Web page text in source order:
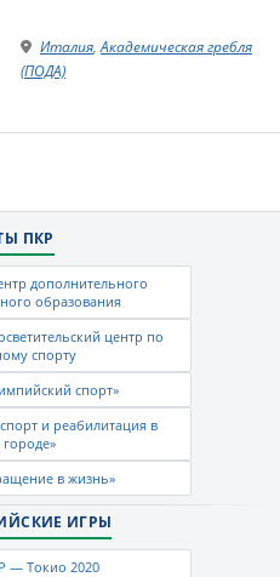
Италия,Академическая гребля
(ПОДА)
ПКР
дополнительного
образования
центр по
спорту
спорт»
и реабилитация в
в жизнь»
ИГРЫ
— Токио 2020